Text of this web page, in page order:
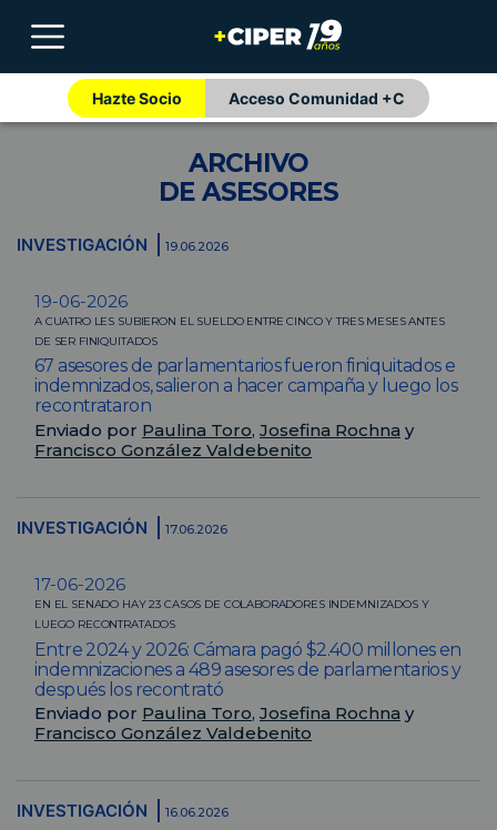
Hazte Socio Acceso Comunidad +C
ARCHIVO
DE ASESORES
INVESTIGACIÓN 19.06.2026
19-06-2026
A CUATRO LES SUBIERON EL SUELDO ENTRE CINCO Y TRES MESES ANTES
DE SER FINIQUITADOS
67 asesores de parlamentarios fueron finiquitados e
indemnizados, salieron a hacer campaña y luego los
recontrataron
Enviado por Paulina Toro, Josefina Rochna y
Francisco González Valdebenito
INVESTIGACIÓN 17.06.2026
17-06-2026
EN EL SENADO HAY 23 CASOS DE COLABORADORES INDEMNIZADOS Y
LUEGO RECONTRATADOS
Entre 2024 y 2026: Cámara pagó $2.400 millones en
indemnizaciones a 489 asesores de parlamentarios y
después los recontrató
Enviado por Paulina Toro, Josefina Rochna y
Francisco González Valdebenito
INVESTIGACIÓN 16.06.2026